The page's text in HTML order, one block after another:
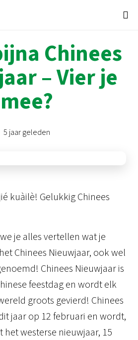
Chinees
– Vier je
mee?
5 jaar geleden
kuàilè! Gelukkig Chinees
je alles vertellen wat je
Chinees Nieuwjaar, ook wel
Chinees Nieuwjaar is
feestdag en wordt elk
groots gevierd! Chinees
jaar op 12 februari en wordt,
westerse nieuwjaar, 15